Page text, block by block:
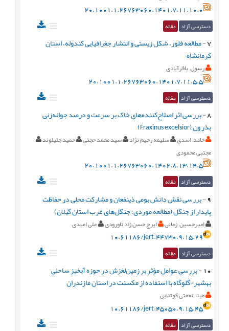
20.1001.1.26763060.1401.7.11.10.0
دسترسی آزاد مقاله
7
-مطالعه فلور، شکل زيستی و انتشار جغرافیایی کندوله، استان
کرمانشاه
رسول باقرآبادی
20.1001.1.26763060.1401.7.11.5.5
دسترسی آزاد مقاله
8
-بررسی اثر اصلاح‌کننده‌های خاک بر سرعت و درصد جوانه‌زنی
بذر ون (Fraxinus excelsior)
حامد اسدی سلیمه رحیم نژاد سید محمد حجتی
حمید جلیلوند
مجتبی محمودی
20.1001.1.26763060.1402.8.13.14.5
دسترسی آزاد مقاله
9
-بررسی نقش دانش بومی ذینفعان و مشارکت محلی در حفاظت
پایدار از جنگل‌ (مطالعه موردی: جنگل‌های غرب استان گیلان)
امیرحسین زمانی ایرج حسن زاد ناورودی علی امیدی
10.61186/jert.44730.9.15.29
دسترسی آزاد مقاله
10
-بررسی عوامل مؤثر بر زمین‌لغزش در حوزه آبخیز ساحلی
بهشهر-گلوگاه با استفاده از مکسنت در استان مازندران
مینا نعمتی کوتنایی
10.61186/jert.45050.9.15.45
دسترسی آزاد مقاله